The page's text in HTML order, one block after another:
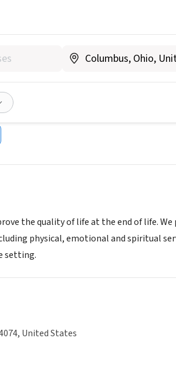
the quality of life at the end of life.
physical, emotional and spiritual
setting.
United States